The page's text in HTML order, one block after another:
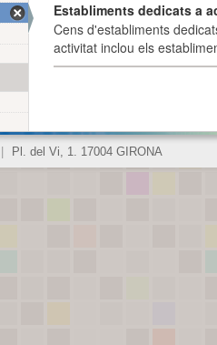
Establiments dedicats a
Cens d'establiments
activitat inclou els
Pl. del Vi, 1. 17004 GIRONA